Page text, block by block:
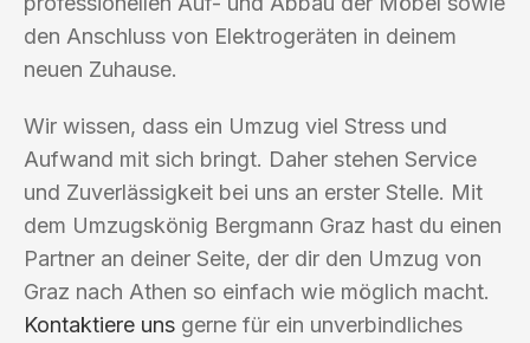
den Anschluss von Elektrogeräten in deinem
neuen Zuhause.
Wir wissen, dass ein Umzug viel Stress und
Aufwand mit sich bringt. Daher stehen Service
und Zuverlässigkeit bei uns an erster Stelle. Mit
dem Umzugskönig Bergmann Graz hast du einen
Partner an deiner Seite, der dir den Umzug von
Graz nach Athen so einfach wie möglich macht.
Kontaktiere uns gerne für ein unverbindliches